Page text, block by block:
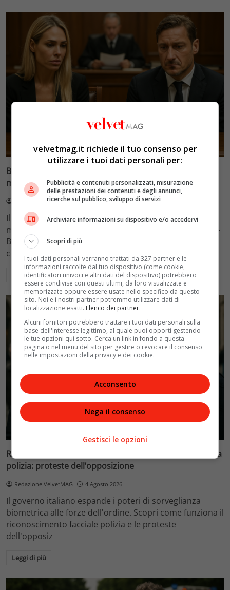
Blasi vs Totti: il giudice riduce l’assegno di
mantenimento a 10.900 euro
Redazione VelvetMAG 4 Agosto 2026
Il Tribunale di Roma ha fissato l'assegno di
mantenimento figli a 10.900 euro mensili nel caso Totti-
Blasi, respingendo la richiesta di 20mila euro della
conduttrice.
Leggi di più
Riconoscimento facciale, il governo accelera i poteri alla
polizia: proteste dell’opposizione
Redazione VelvetMAG 4 Agosto 2026
Il governo italiano espande i poteri di sorveglianza
biometrica alle forze dell'ordine. Scopri come funziona il
riconoscimento facciale polizia e le proteste
dell'opposiz
Leggi di più
velvetmag.it richiede il tuo consenso per
utilizzare i tuoi dati personali per:
Pubblicità e contenuti personalizzati, misurazione
delle prestazioni dei contenuti e degli annunci,
ricerche sul pubblico, sviluppo di servizi
Archiviare informazioni su dispositivo e/o accedervi
Scopri di più
I tuoi dati personali verranno trattati da 327 partner e le
informazioni raccolte dal tuo dispositivo (come cookie,
identificatori univoci e altri dati del dispositivo) potrebbero
essere condivise con questi ultimi, da loro visualizzate e
memorizzate oppure essere usate nello specifico da questo
sito. Noi e i nostri partner potremmo utilizzare dati di
localizzazione esatti. Elenco dei partner.
Alcuni fornitori potrebbero trattare i tuoi dati personali sulla
base dell'interesse legittimo, al quale puoi opporti gestendo
le tue opzioni qui sotto. Cerca un link in fondo a questa
pagina o nel menu del sito per gestire o revocare il consenso
nelle impostazioni della privacy e dei cookie.
Acconsento
Nega il consenso
Gestisci le opzioni